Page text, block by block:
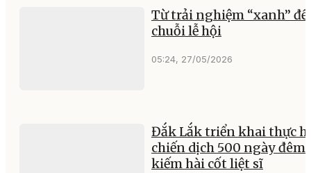
Từ trải nghiệm “xanh”
chuỗi lễ hội
05:24, 27/05/2026
Đắk Lắk triển khai thực
chiến dịch 500 ngày đêm
kiếm hài cốt liệt sĩ